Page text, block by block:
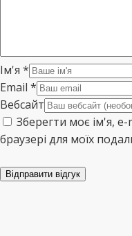
Ім'я *
Email *
Вебсайт
Зберегти моє ім'я,
браузері для моїх
Відправити відгук